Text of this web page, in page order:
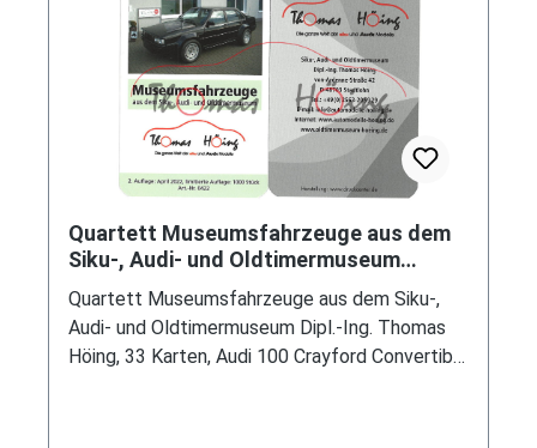
Quartett Museumsfahrzeuge aus dem
Siku-, Audi- und Oldtimermuseum
Thomas Höing, 33 Karten, mb
Quartett Museumsfahrzeuge aus dem Siku-,
Audi- und Oldtimermuseum Dipl.-Ing. Thomas
Höing, 33 Karten, Audi 100 Crayford Convertible